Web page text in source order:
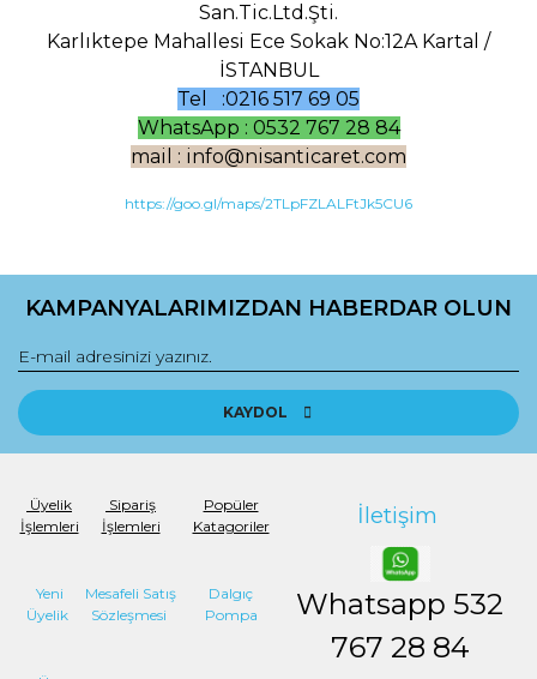
San.Tic.Ltd.Şti.
Karlıktepe Mahallesi Ece Sokak No:12A Kartal /
İSTANBUL
Tel :0216 517 69 05
WhatsApp : 0532 767 28 84
mail : info@nisanticaret.com
https://goo.gl/maps/2TLpFZLALFtJk5CU6
KAMPANYALARIMIZDAN HABERDAR OLUN
KAYDOL
Üyelik
İşlemleri
Sipariş
İşlemleri
Popüler
Katagoriler
İletişim
Yeni
Üyelik
Mesafeli Satış
Sözleşmesi
Dalgıç
Pompa
Whatsapp 532
767 28 84